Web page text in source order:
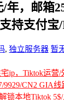
年，邮箱
持支付宝/
, 独立服务器 暂
ip，Tiktok运营
9929/CN2 GIA线
锁本地Tiktok